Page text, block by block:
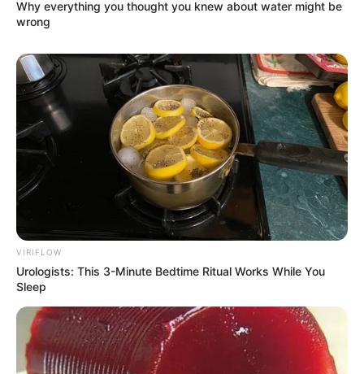
TAGS FILM BARAT INSIDE THE RAIN
Why everything you thought you knew about water might be
wrong
VIRIFLOW
Urologists: This 3-Minute Bedtime Ritual Works While You
Sleep